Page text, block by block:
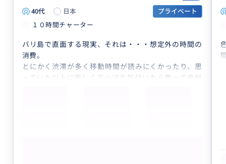
40代 日本
プライベート
１０時間チャーター
バリ島で直面する現実、それは・・・想定外の時間の
消費。
とにかく渋滞が多く移動時間が読みにくかったり、思
っていた以上に楽しくてハマり気付いたら焦って余裕